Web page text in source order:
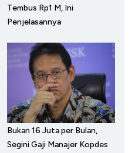
Tembus Rp1 M, Ini
Penjelasannya
Bukan 16 Juta per Bulan,
Segini Gaji Manajer Kopdes